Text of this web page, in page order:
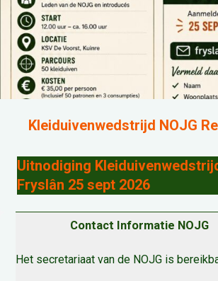
Kleiduivenwedstrijd NOJG
Uitnodiging
Fryslân 25 sept 2026
Contact Informatie NOJG
Het secretariaat van de NOJG is